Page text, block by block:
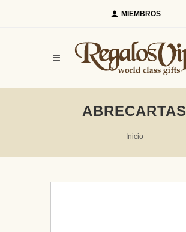
MIEMBROS
ABRECARTAS
Inicio